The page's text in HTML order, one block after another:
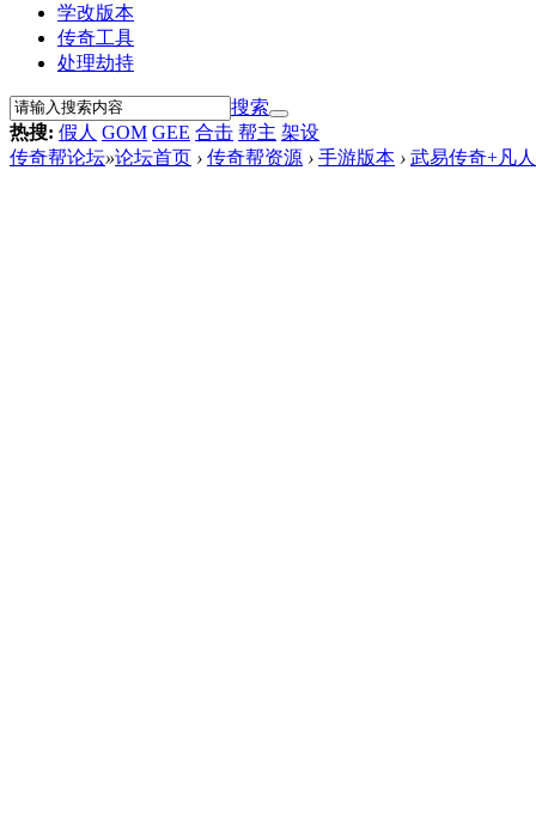
学改版本
传奇工具
处理劫持
搜索
热搜: 假人 GOM GEE 合击 帮主 架设
传奇帮论坛»论坛首页 › 传奇帮资源 › 手游版本 › 武易传奇+凡